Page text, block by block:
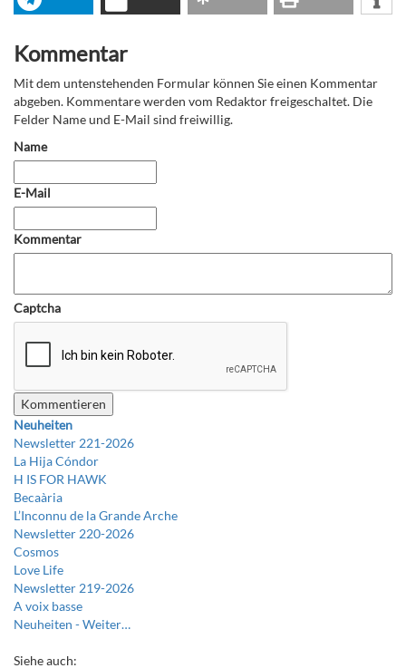
Kommentar
Mit dem untenstehenden Formular können Sie einen Kommentar
abgeben. Kommentare werden vom Redaktor freigeschaltet. Die
Felder Name und E-Mail sind freiwillig.
Name
E-Mail
Kommentar
Captcha
Neuheiten
Newsletter 221-2026
La Hija Cóndor
H IS FOR HAWK
Becaària
L’Inconnu de la Grande Arche
Newsletter 220-2026
Cosmos
Love Life
Newsletter 219-2026
A voix basse
Neuheiten -Weiter…
Siehe auch: